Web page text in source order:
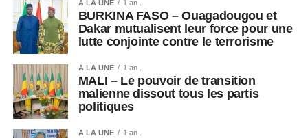
A LA UNE 1 an .
BURKINA FASO – Ouagadougou et
Dakar mutualisent leur force pour une
lutte conjointe contre le terrorisme
A LA UNE 1 an .
MALI – Le pouvoir de transition
malienne dissout tous les partis
politiques
A LA UNE 1 an .